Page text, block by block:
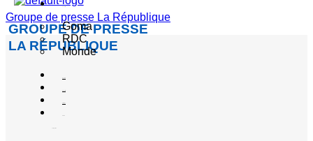
Groupe de presse La République
GROUPE DE PRESSE
LA RÉPUBLIQUE
Goma
RDC
Monde